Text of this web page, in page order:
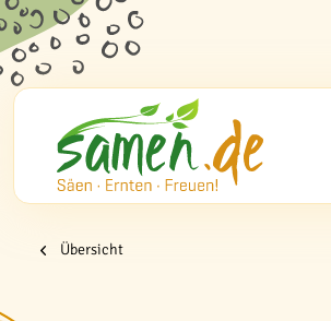
Übersicht